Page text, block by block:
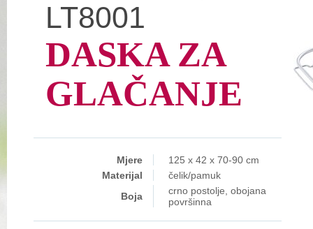
LT8001
DASKA ZA
GLAČANJE
Mjere
125 x 42 x 70-90 cm
Materijal
čelik/pamuk
Boja
crno postolje, obojana
površinna